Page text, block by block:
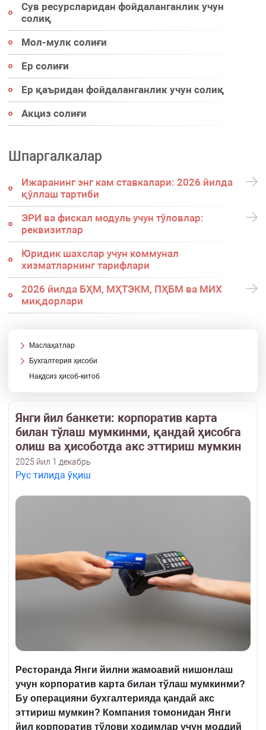
Сув ресурсларидан фойдаланганлик учун
солиқ
Мол-мулк солиғи
Ер солиғи
Ер қаъридан фойдаланганлик учун солиқ
Акциз солиғи
Шпаргалкалар
Ижаранинг энг кам ставкалари: 2026 йилда
қўллаш тартиби
ЭРИ ва фискал модуль учун тўловлар:
реквизитлар
Юридик шахслар учун коммунал
хизматларнинг тарифлари
2026 йилда БҲМ, МҲТЭКМ, ПҲБМ ва МИХ
миқдорлари
Маслаҳатлар
Бухгалтерия ҳисоби
Нақдсиз ҳисоб-китоб
Янги йил банкети: корпоратив карта
билан тўлаш мумкинми, қандай ҳисобга
олиш ва ҳисоботда акс эттириш мумкин
2025 йил 1 декабрь
Рус тилида ўқиш
Ресторанда Янги йилни жамоавий нишонлаш
учун корпоратив карта билан тўлаш мумкинми?
Бу операцияни бухгалтерияда қандай акс
эттириш мумкин? Компания томонидан Я нги
йил корпоратив тўлови ходимлар учун моддий